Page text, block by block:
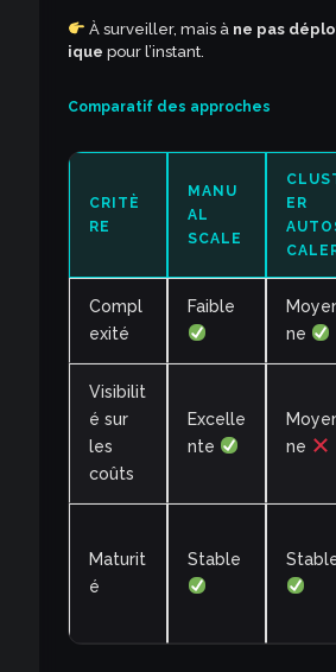
À surveiller, mais à ne pas
ique pour l’instant.
Comparatif des approches
CRITÈ
RE
MANU
AL
SCALE
ER
Compl
exité
Faible
ne
Visibilit
é sur
les
coûts
Excelle
nte
ne
Maturit
é
Stable